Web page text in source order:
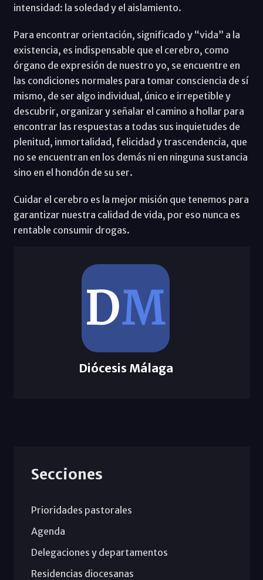
intensidad: la soledad y el aislamiento.
Para encontrar orientación, significado y “vida” a la
existencia, es indispensable que el cerebro, como
órgano de expresión de nuestro yo, se encuentre en
las condiciones normales para tomar consciencia de sí
mismo, de ser algo individual, único e irrepetible y
descubrir, organizar y señalar el camino a hollar para
encontrar las respuestas a todas sus inquietudes de
plenitud, inmortalidad, felicidad y trascendencia, que
no se encuentran en los demás ni en ninguna sustancia
sino en el hondón de su ser.
Cuidar el cerebro es la mejor misión que tenemos para
garantizar nuestra calidad de vida, por eso nunca es
rentable consumir drogas.
Diócesis Málaga
Secciones
Prioridades pastorales
Agenda
Delegaciones y departamentos
Residencias diocesanas